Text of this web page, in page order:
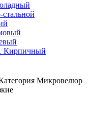
Микровелюр